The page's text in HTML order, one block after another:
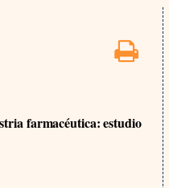
farmacéutica: estudio